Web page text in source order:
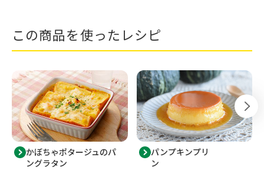
この商品を使ったレシピ
かぼちゃポタージュのパ
ングラタン
パンプキンプリ
ン